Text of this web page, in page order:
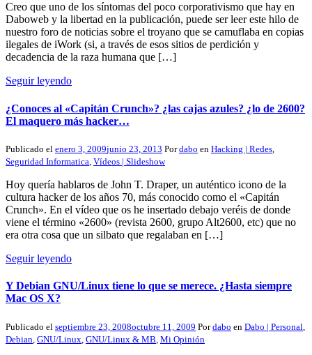
Creo que uno de los síntomas del poco corporativismo que hay en
Daboweb y la libertad en la publicación, puede ser leer este hilo de
nuestro foro de noticias sobre el troyano que se camuflaba en copias
ilegales de iWork (si, a través de esos sitios de perdición y
decadencia de la raza humana que […]
Seguir leyendo
¿Conoces al «Capitán Crunch»? ¿las cajas azules? ¿lo de 2600?
El maquero más hacker…
Publicado el enero 3, 2009junio 23, 2013 Pordabo en Hacking | Redes,
Seguridad Informatica, Vídeos | Slideshow
Hoy quería hablaros de John T. Draper, un auténtico icono de la
cultura hacker de los años 70, más conocido como el «Capitán
Crunch». En el vídeo que os he insertado debajo veréis de donde
viene el término «2600» (revista 2600, grupo Alt2600, etc) que no
era otra cosa que un silbato que regalaban en […]
Seguir leyendo
Y Debian GNU/Linux tiene lo que se merece. ¿Hasta siempre
Mac OS X?
Publicado el septiembre 23, 2008octubre 11, 2009 Pordabo en Dabo | Personal
Debian GNU/Linux GNU/Linux & MB Mi Opinión